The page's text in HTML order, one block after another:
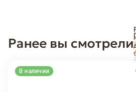
Ранее вы смотрели
В наличии